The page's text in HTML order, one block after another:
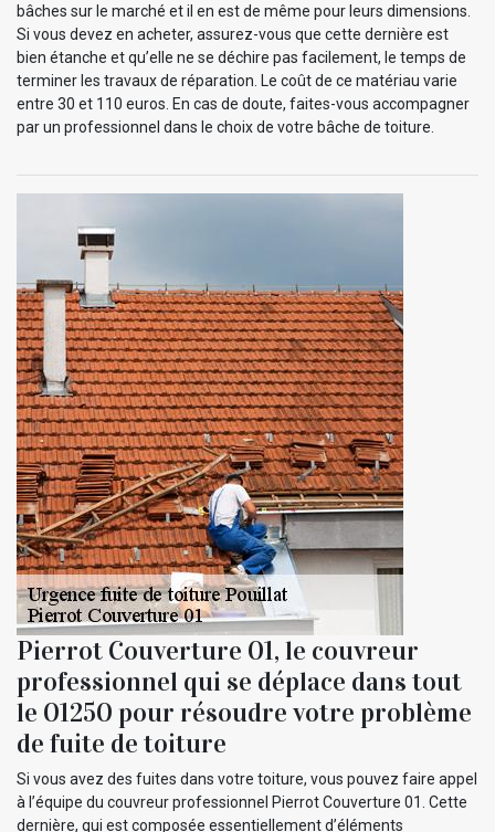
bâches sur le marché et il en est de même pour leurs dimensions.
Si vous devez en acheter, assurez-vous que cette dernière est
bien étanche et qu’elle ne se déchire pas facilement, le temps de
terminer les travaux de réparation. Le coût de ce matériau varie
entre 30 et 110 euros. En cas de doute, faites-vous accompagner
par un professionnel dans le choix de votre bâche de toiture.
Pierrot Couverture 01, le couvreur
professionnel qui se déplace dans tout
le 01250 pour résoudre votre problème
de fuite de toiture
Si vous avez des fuites dans votre toiture, vous pouvez faire appel
à l’équipe du couvreur professionnel Pierrot Couverture 01. Cette
dernière, qui est composée essentiellement d’éléments